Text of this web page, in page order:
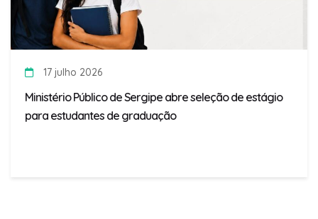
17 julho 2026
Ministério Público de Sergipe abre seleção de estágio
para estudantes de graduação